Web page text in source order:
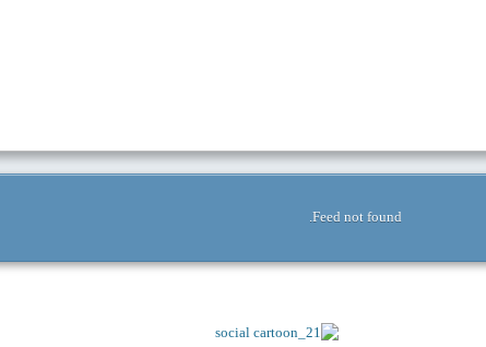
Feed not found.